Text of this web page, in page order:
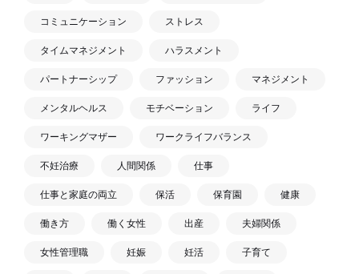
コミュニケーション ストレス
タイムマネジメント ハラスメント
パートナーシップ ファッション マネジメント
メンタルヘルス モチベーション ライフ
ワーキングマザー ワークライフバランス
不妊治療 人間関係 仕事
仕事と家庭の両立 保活 保育園 健康
働き方 働く女性 出産 夫婦関係
女性管理職 妊娠 妊活 子育て